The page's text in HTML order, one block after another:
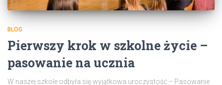
BLOG
Pierwszy krok w szkolne życie –
pasowanie na ucznia
W naszej szkole odbyła się wyjątkowa uroczystość – Pasowanie